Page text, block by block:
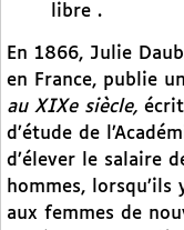
libre .
En 1866, Julie
en France, publie
au XIXe siècle,
d’étude de
d’élever le salaire
hommes,
aux femmes de